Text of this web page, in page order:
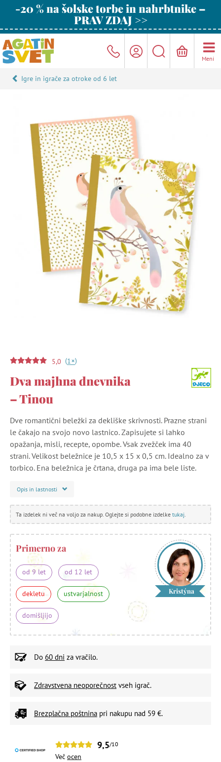
-20 % na šolske torbe in nahrbtnike –
PRAV ZDAJ >>
Meni
Igre in igrače za otroke od 6 let
5,0 (1+)
Dva majhna dnevnika
– Tinou
Dve romantični beležki za dekliške skrivnosti. Prazne strani
le čakajo na svojo novo lastnico. Zapisujete si lahko
opažanja, misli, recepte, opombe. Vsak zvežček ima 40
strani. Velikost beležnice je 10,5 x 15 x 0,5 cm. Idealno za v
torbico. Ena beležnica je črtana, druga pa ima bele liste.
Opis in lastnosti
Ta izdelek ni več na voljo za nakup. Oglejte si podobne izdelke tukaj
Primerno za
od 9 let od 12 let
dekletu ustvarjalnost
domišljijo
Kristýna
Do 60 dni za vračilo.
Zdravstvena neoporečnost vseh igrač.
Brezplačna poštnina pri nakupu nad 59 €.
9,5/10
Več ocen